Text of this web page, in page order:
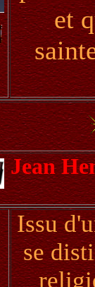
et
Jean
Issu
se